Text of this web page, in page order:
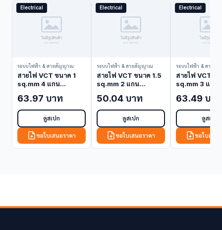
Electrical
ระบบไฟฟ้า & สายสัญญาณ
สายไฟ VCT ขนาด 1
sq.mm 4 แกน
VCT-1-4C (VCT
Cable)
63.97 บาท
ดูสเปก
ขอใบเสนอราคา
Electrical
ระบบไฟฟ้า & สายสัญญาณ
สายไฟ VCT ขนาด 1.5
sq.mm 2 แกน
VCT-1.5-2C (VCT
Cable)
50.04 บาท
ดูสเปก
ขอใบเสนอราคา
Electrical
ระบบไฟฟ้า & สายสั
สายไฟ VCT ข
sq.mm 3 แกน
VCT-1.5-3C
Cable)
63.49 บาท
ดูสเปก
ขอใบเสน